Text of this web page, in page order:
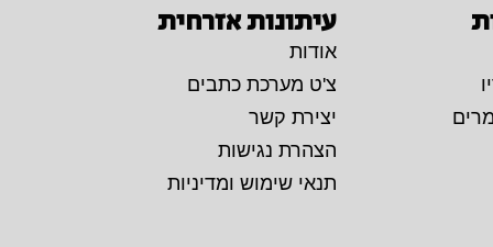
עיתונות אזרחית
אודות
צ'ט מערכת כתבים
יצירת קשר
הצהרת נגישות
תנאי שימוש ומדיניות